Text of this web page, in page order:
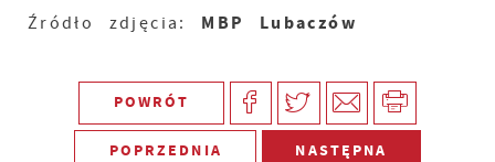
Źródło zdjęcia: MBP Lubaczów
POWRÓT
POPRZEDNIA NASTĘPNA